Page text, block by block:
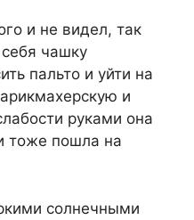
и не видел, так
себя чашку
пальто и уйти на
и
руками она
тоже пошла на
солнечными